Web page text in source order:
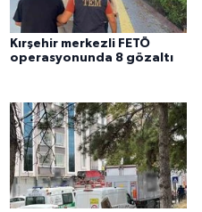
Kırşehir merkezli FETÖ
operasyonunda 8 gözaltı